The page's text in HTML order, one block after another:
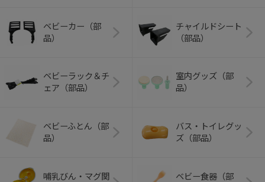
ベビーカー（部
品）
チャイルドシート
（部品）
ベビーラック＆チ
ェア（部品）
室内グッズ（部
品）
ベビーふとん（部
品）
バス・トイレグッ
ズ（部品）
哺乳びん・マグ関
ベビー食器（部